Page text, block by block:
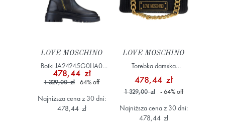
LOVE MOSCHINO
Botki JA24245G0LIA0
Czarny
478,44 zł
1 329,00 zł 64%off
Najniższa cena z 30 dni:
478,44 zł
LOVE MOSCHINO
Torebka damska
JC4357PP0LK11 Czarny
478,44 zł
1 329,00 zł - 64%off
Najniższa cena z 30 dni:
478,44 zł